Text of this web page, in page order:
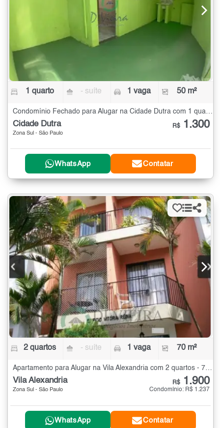
1 quarto - suíte 1 vaga 50 m²
Condomínio Fechado para Alugar na Cidade Dutra com 1 quarto - 50 m²
Cidade Dutra
Zona Sul - São Paulo
R$ 1.300
WhatsApp Contatar
2 quartos - suíte 1 vaga 70 m²
Apartamento para Alugar na Vila Alexandria com 2 quartos - 70 m²
Vila Alexandria
Zona Sul - São Paulo
R$ 1.900
Condomínio: R$ 1.237
WhatsApp Contatar